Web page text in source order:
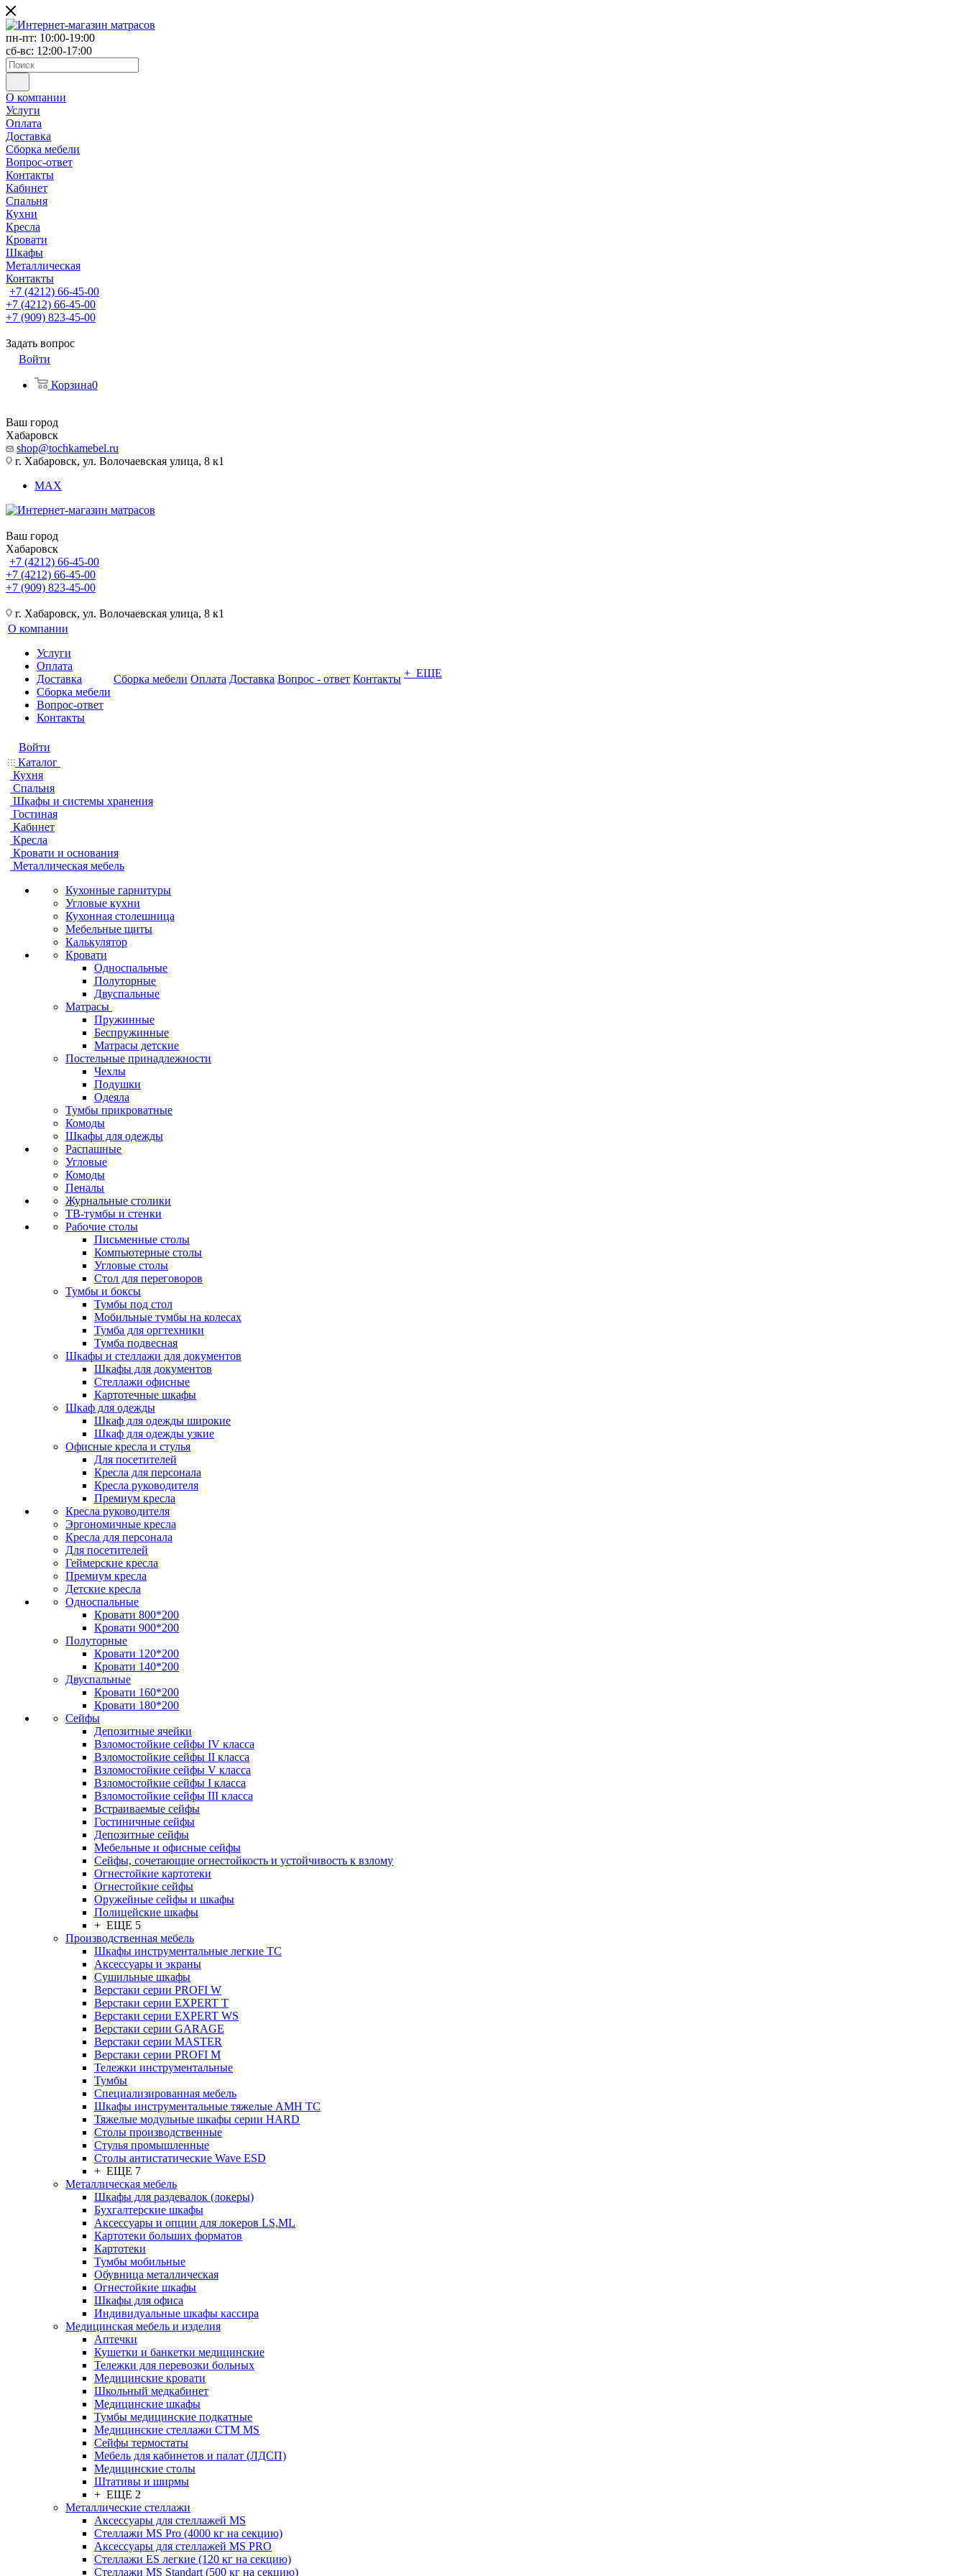
пн-пт: 10:00-19:00
сб-вс: 12:00-17:00
О компании
Услуги
Оплата
Доставка
Сборка мебели
Вопрос-ответ
Контакты
Кабинет
Спальня
Кухни
Кресла
Кровати
Шкафы
Металлическая
Контакты
+7 (4212) 66-45-00
+7 (4212) 66-45-00
+7 (909) 823-45-00
Задать вопрос
Войти
Корзина0
Ваш город
Хабаровск
shop@tochkamebel.ru
г. Хабаровск, ул. Волочаевская улица, 8 к1
MAX
Ваш город
Хабаровск
+7 (4212) 66-45-00
+7 (4212) 66-45-00
+7 (909) 823-45-00
г. Хабаровск, ул. Волочаевская улица, 8 к1
О компании
Услуги
Оплата
Доставка
Сборка мебели
Вопрос-ответ
Контакты
Сборка мебели Оплата Доставка Вопрос - ответ Контакты + ЕЩЕ
Войти
Каталог
Кухня
Спальня
Шкафы и системы хранения
Гостиная
Кабинет
Кресла
Кровати и основания
Металлическая мебель
Кухонные гарнитуры
Угловые кухни
Кухонная столешница
Мебельные щиты
Калькулятор
Кровати
Односпальные
Полуторные
Двуспальные
Матрасы
Пружинные
Беспружинные
Матрасы детские
Постельные принадлежности
Чехлы
Подушки
Одеяла
Тумбы прикроватные
Комоды
Шкафы для одежды
Распашные
Угловые
Комоды
Пеналы
Журнальные столики
ТВ‑тумбы и стенки
Рабочие столы
Письменные столы
Компьютерные столы
Угловые столы
Стол для переговоров
Тумбы и боксы
Тумбы под стол
Мобильные тумбы на колесах
Тумба для оргтехники
Тумба подвесная
Шкафы и стеллажи для документов
Шкафы для документов
Стеллажи офисные
Картотечные шкафы
Шкаф для одежды
Шкаф для одежды широкие
Шкаф для одежды узкие
Офисные кресла и стулья
Для посетителей
Кресла для персонала
Кресла руководителя
Премиум кресла
Кресла руководителя
Эргономичные кресла
Кресла для персонала
Для посетителей
Геймерские кресла
Премиум кресла
Детские кресла
Односпальные
Кровати 800*200
Кровати 900*200
Полуторные
Кровати 120*200
Кровати 140*200
Двуспальные
Кровати 160*200
Кровати 180*200
Сейфы
Депозитные ячейки
Взломостойкие сейфы IV класса
Взломостойкие сейфы II класса
Взломостойкие сейфы V класса
Взломостойкие сейфы I класса
Взломостойкие сейфы III класса
Встраиваемые сейфы
Гостиничные сейфы
Депозитные сейфы
Мебельные и офисные сейфы
Сейфы, сочетающие огнестойкость и устойчивость к взлому
Огнестойкие картотеки
Огнестойкие сейфы
Оружейные сейфы и шкафы
Полицейские шкафы
+ ЕЩЕ 5
Производственная мебель
Шкафы инструментальные легкие ТС
Аксессуары и экраны
Cушильные шкафы
Верстаки серии PROFI W
Верстаки серии EXPERT T
Верстаки серии EXPERT WS
Верстаки серии GARAGE
Верстаки серии MASTER
Верстаки серии PROFI M
Тележки инструментальные
Тумбы
Cпециализированная мебель
Шкафы инструментальные тяжелые AMH TC
Тяжелые модульные шкафы серии HARD
Столы производственные
Стулья промышленные
Столы антистатические Wave ESD
+ ЕЩЕ 7
Металлическая мебель
Шкафы для раздевалок (локеры)
Бухгалтерские шкафы
Аксессуары и опции для локеров LS,ML
Картотеки больших форматов
Картотеки
Тумбы мобильные
Обувница металлическая
Огнестойкие шкафы
Шкафы для офиса
Индивидуальные шкафы кассира
Медицинская мебель и изделия
Аптечки
Кушетки и банкетки медицинские
Тележки для перевозки больных
Медицинские кровати
Школьный медкабинет
Медицинские шкафы
Тумбы медицинские подкатные
Медицинские стеллажи CTM MS
Сейфы термостаты
Мебель для кабинетов и палат (ЛДСП)
Медицинские столы
Штативы и ширмы
+ ЕЩЕ 2
Металлические стеллажи
Аксессуары для стеллажей MS
Стеллажи MS Pro (4000 кг на секцию)
Аксессуары для стеллажей MS PRO
Стеллажи ES легкие (120 кг на секцию)
Стеллажи MS Standart (500 кг на секцию)